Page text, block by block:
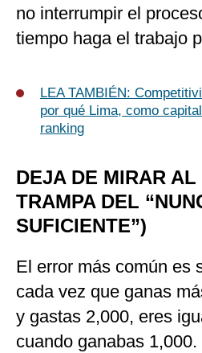
no interrumpir el
tiempo haga el trabajo
LEA TAMBIÉN:
por qué Lima, como
ranking
DEJA DE MIRAR
TRAMPA DEL
SUFICIENTE”)
El error más común es
cada vez que ganas
y gastas 2,000, eres
cuando ganabas